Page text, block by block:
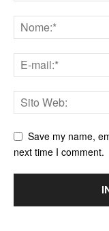
Save my name,
next time I comment.